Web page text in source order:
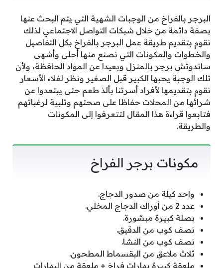
البرجر بالفراخ من الوجبات الشهية التي يتم البحث عنها
بصفة دائمة من خلال شبكات التواصل الاجتماعي لذلك
نقوم بتقديم طريقة عمل البرجر بالفراخ بكل التفاصيل
والخطوات والمكونات التي نصنع منها أحلى وأشهى
ساندوتش برجر بالمنزل وبعيدا عن المواد الحافظة، ولأن
تلك الوجبة يحبها الكبير قبل الصغير ونظر لغلاء الأسعار
نقوم بتقديمها لأفراد أسرتنا بألذ طعم حتى يبتعدوا عن
شرائها من المحلات حفاظا على صحتهم وتلبية لرغباتهم
فتابعوا قراءة هذا المقال لتتعرفوا إلى المكونات
والطريقة.
مكونات برجر الفراخ
واحد كيلة من صدور الدجاج.
عدد 2 من أوراك الدجاج المخلي.
بصلة كبيرة مبشورة.
نصف كوب من الدقيق.
نصف كوب من النشا.
ثلاث ملاعق من البقسماط المطحون.
ملعقة كبيرة بهارات فراخ + ملعقة من البهارات